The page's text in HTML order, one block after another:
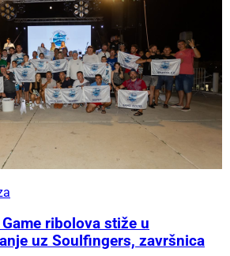
ribolova stiže u
uz Soulfingers, završnica